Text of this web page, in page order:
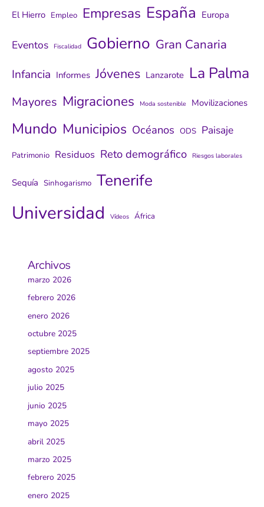
El Hierro Empleo Empresas España Europa
Eventos Fiscalidad Gobierno Gran Canaria
Infancia Informes Jóvenes Lanzarote La Palma
Mayores Migraciones Moda sostenible Movilizaciones
Mundo Municipios Océanos ODS Paisaje
Patrimonio Residuos Reto demográfico Riesgos laborales
Sequía Sinhogarismo Tenerife
Universidad Vídeos África
Archivos
marzo 2026
febrero 2026
enero 2026
octubre 2025
septiembre 2025
agosto 2025
julio 2025
junio 2025
mayo 2025
abril 2025
marzo 2025
febrero 2025
enero 2025